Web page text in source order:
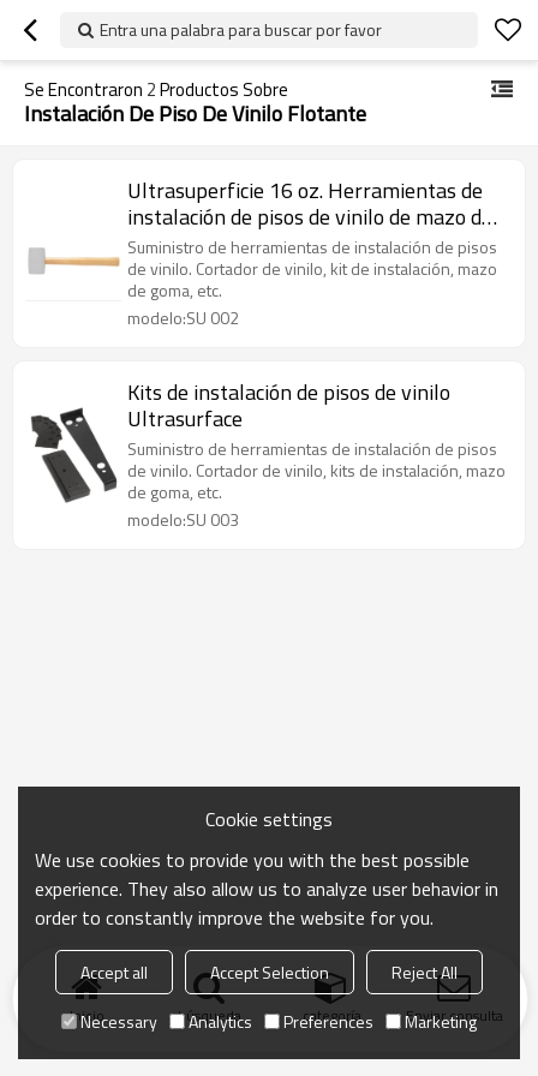
Entra una palabra para buscar por favor
Se Encontraron 2Productos Sobre
Instalación De Piso De Vinilo Flotante
Ultrasuperficie 16 oz. Herramientas de
instalación de pisos de vinilo de mazo de
goma blanca
Suministro de herramientas de instalación de pisos
de vinilo. Cortador de vinilo, kit de instalación, mazo
de goma, etc.
modelo:SU 002
Kits de instalación de pisos de vinilo
Ultrasurface
Suministro de herramientas de instalación de pisos
de vinilo. Cortador de vinilo, kits de instalación, mazo
de goma, etc.
modelo:SU 003
Inicio búsqueda categoría Enviar consulta
Cookie settings
We use cookies to provide you with the best possible
experience. They also allow us to analyze user behavior in
order to constantly improve the website for you.
Accept all Accept Selection
Reject All
Necessary
Analytics Preferences Marketing